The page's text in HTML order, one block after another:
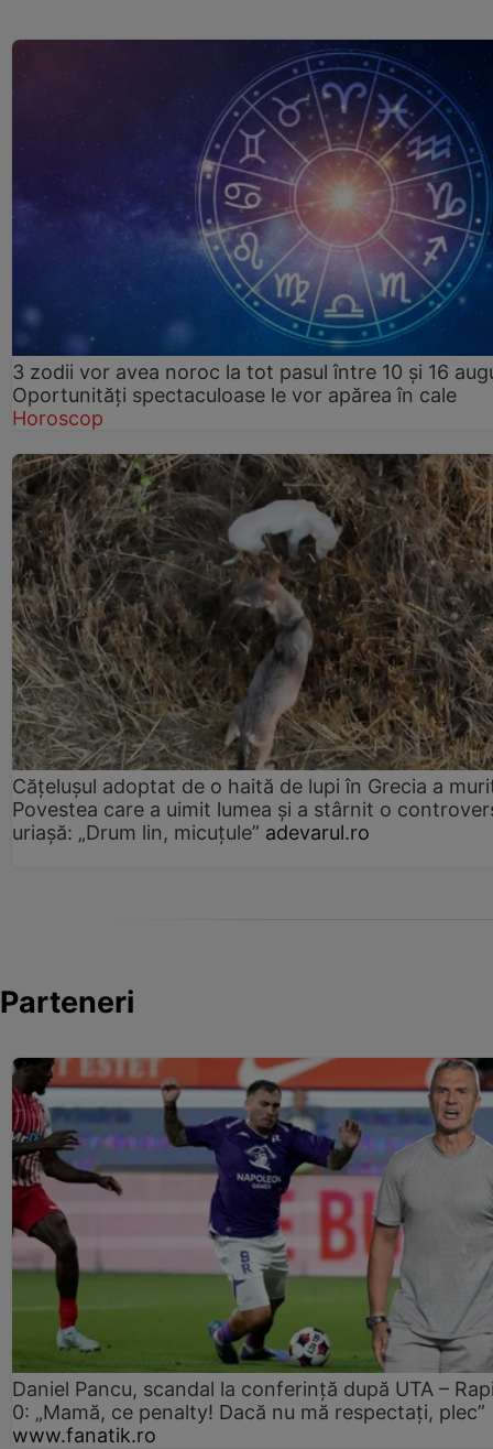
3 zodii vor avea noroc la tot pasul între 10 și 16
Oportunități spectaculoase le vor apărea în cale
Horoscop
Cățelușul adoptat de o haită de lupi în Grecia a
Povestea care a uimit lumea și a stârnit o
uriașă: „Drum lin, micuțule” adevarul.ro
Parteneri
Daniel Pancu, scandal la conferință după UTA –
0: „Mamă, ce penalty! Dacă nu mă respectați, plec”
www.fanatik.ro